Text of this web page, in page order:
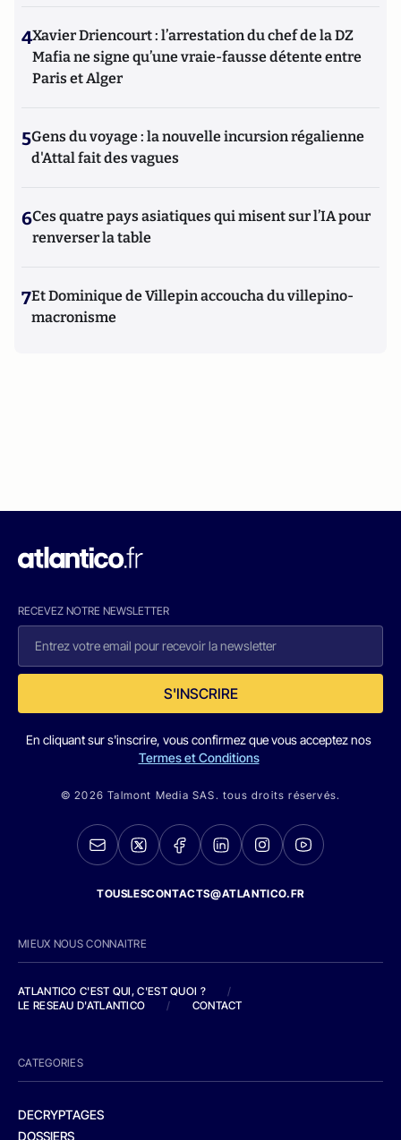
4Xavier Driencourt : l’arrestation du chef de la DZ
Mafia ne signe qu’une vraie-fausse détente entre
Paris et Alger
5Gens du voyage : la nouvelle incursion régalienne
d'Attal fait des vagues
6Ces quatre pays asiatiques qui misent sur l’IA pour
renverser la table
7Et Dominique de Villepin accoucha du villepino-
macronisme
RECEVEZ NOTRE NEWSLETTER
S'INSCRIRE
En cliquant sur s'inscrire, vous confirmez que vous acceptez nos
Termes et Conditions
© 2026 Talmont Media SAS. tous droits réservés.
TOUSLESCONTACTS@ATLANTICO.FR
MIEUX NOUS CONNAITRE
ATLANTICO C'EST QUI, C'EST QUOI ?
/
LE RESEAU D'ATLANTICO
/ CONTACT
CATEGORIES
DECRYPTAGES
DOSSIERS